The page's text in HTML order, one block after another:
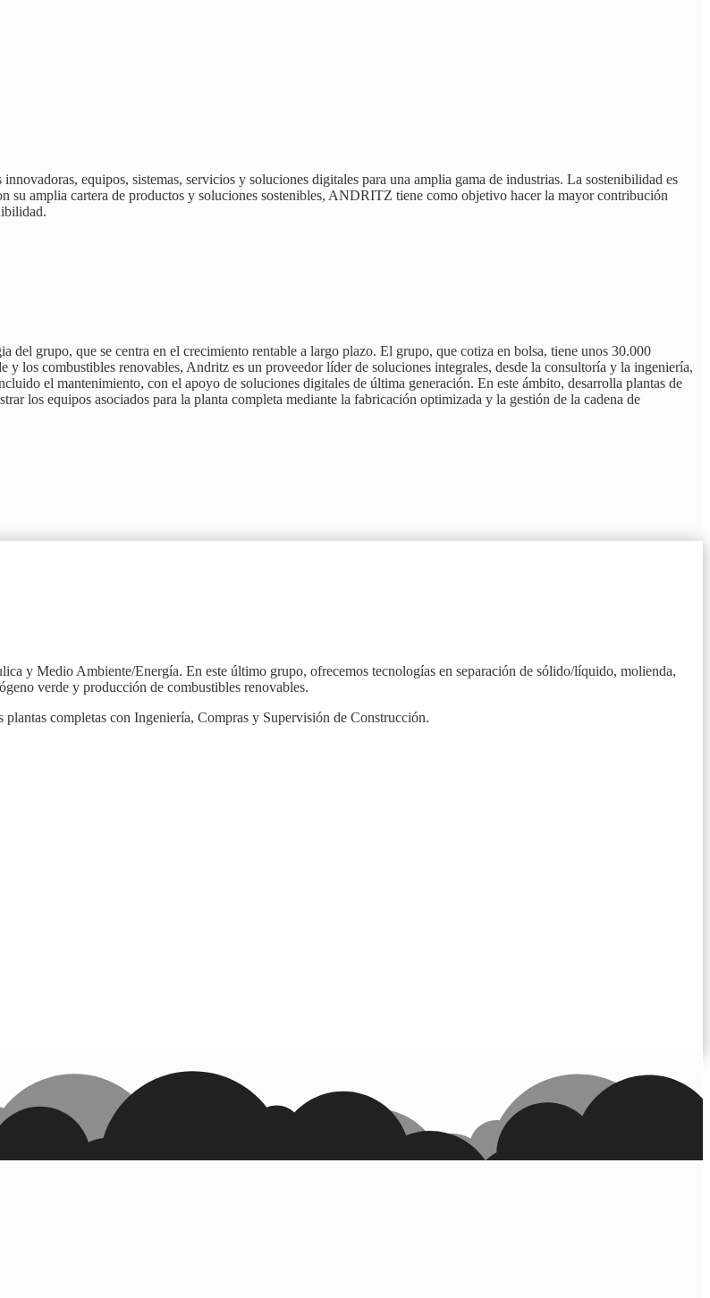
equipos, sistemas, servicios y soluciones digitales para una amplia gama de industrias. La sostenibilidad es
su amplia cartera de productos y soluciones sostenibles, ANDRITZ tiene como objetivo hacer la mayor contribución
del grupo, que se centra en el crecimiento rentable a largo plazo. El grupo, que cotiza en bolsa, tiene unos 30.000
y los combustibles renovables, Andritz es un proveedor líder de soluciones integrales, desde la consultoría y la ingeniería,
el mantenimiento, con el apoyo de soluciones digitales de última generación. En este ámbito, desarrolla plantas de
los equipos asociados para la planta completa mediante la fabricación optimizada y la gestión de la cadena de
y Medio Ambiente/Energía. En este último grupo, ofrecemos tecnologías en separación de sólido/líquido, molienda,
verde y producción de combustibles renovables.
completas con Ingeniería, Compras y Supervisión de Construcción.